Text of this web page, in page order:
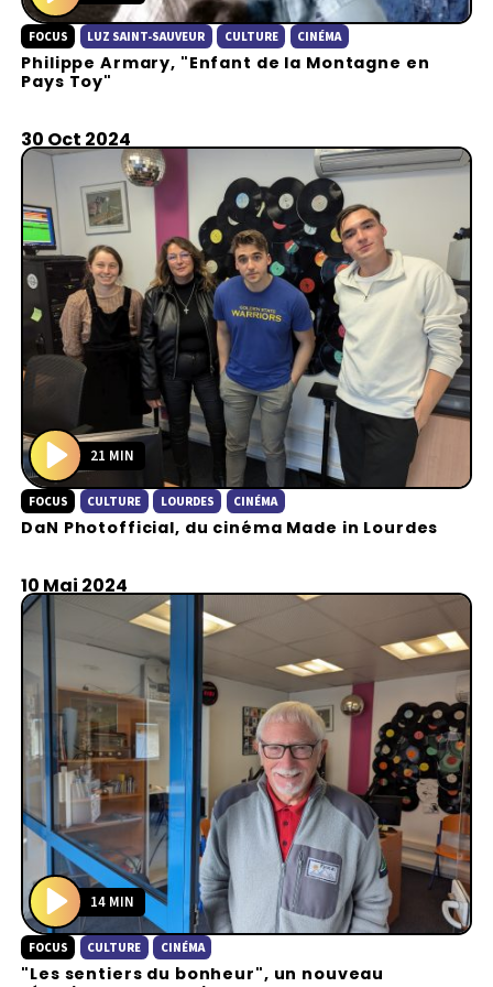
P
l
a
FOCUS LUZ SAINT-SAUVEUR CULTURE CINÉMA
Philippe Armary, "Enfant de la Montagne en
Pays Toy"
30 Oct 2024
P
l
a
21 MIN
FOCUS CULTURE LOURDES CINÉMA
DaN Photofficial, du cinéma Made in Lourdes
10 Mai 2024
P
l
a
14 MIN
FOCUS CULTURE CINÉMA
"Les sentiers du bonheur", un nouveau